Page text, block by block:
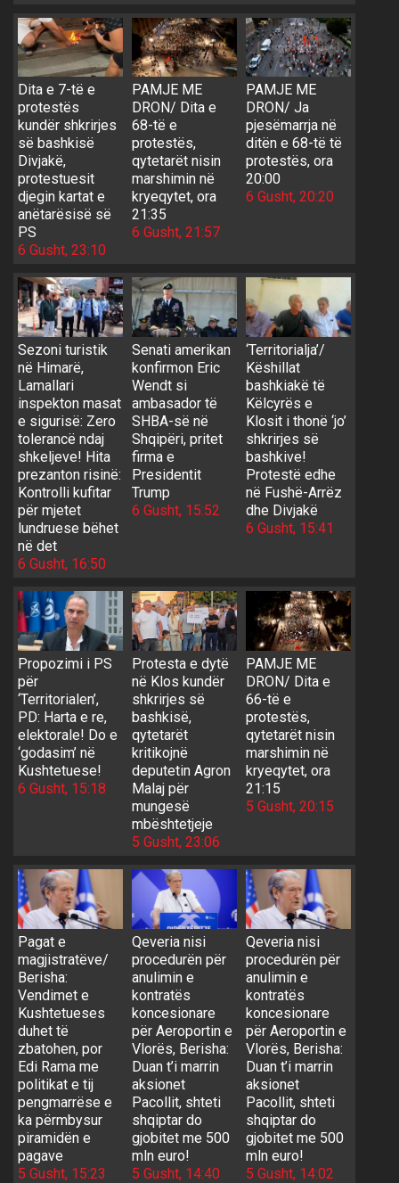
Dita e 7-të e
protestës
kundër shkrirjes
së bashkisë
Divjakë,
protestuesit
djegin kartat e
anëtarësisë së
PS
6 Gusht, 23:10
PAMJE ME
DRON/ Dita e
68-të e
protestës,
qytetarët nisin
marshimin në
kryeqytet, ora
21:35
6 Gusht, 21:57
PAMJE ME
DRON/ Ja
pjesëmarrja në
ditën e 68-të të
protestës, ora
20:00
6 Gusht, 20:20
Sezoni turistik
në Himarë,
Lamallari
inspekton masat
e sigurisë: Zero
tolerancë ndaj
shkeljeve! Hita
prezanton risinë:
Kontrolli kufitar
për mjetet
lundruese bëhet
në det
6 Gusht, 16:50
Senati amerikan
konfirmon Eric
Wendt si
ambasador të
SHBA-së në
Shqipëri, pritet
firma e
Presidentit
Trump
6 Gusht, 15:52
‘Territorialja’/
Këshillat
bashkiakë të
Këlcyrës e
Klosit i thonë ‘jo’
shkrirjes së
bashkive!
Protestë edhe
në Fushë-Arrëz
dhe Divjakë
6 Gusht, 15:41
Propozimi i PS
për
‘Territorialen’,
PD: Harta e re,
elektorale! Do e
‘godasim’ në
Kushtetuese!
6 Gusht, 15:18
Protesta e dytë
në Klos kundër
shkrirjes së
bashkisë,
qytetarët
kritikojnë
deputetin Agron
Malaj për
mungesë
mbështetjeje
5 Gusht, 23:06
PAMJE ME
DRON/ Dita e
66-të e
protestës,
qytetarët nisin
marshimin në
kryeqytet, ora
21:15
5 Gusht, 20:15
Pagat e
magjistratëve/
Berisha:
Vendimet e
Kushtetueses
duhet të
zbatohen, por
Edi Rama me
politikat e tij
pengmarrëse e
ka përmbysur
piramidën e
pagave
5 Gusht, 15:23
Qeveria nisi
procedurën për
anulimin e
kontratës
koncesionare
për Aeroportin e
Vlorës, Berisha:
Duan t’i marrin
aksionet
Pacollit, shteti
shqiptar do
gjobitet me 500
mln euro!
5 Gusht, 14:40
Qeveria nisi
procedurën për
anulimin e
kontratës
koncesionare
për Aeroportin e
Vlorës, Berisha:
Duan t’i marrin
aksionet
Pacollit, shteti
shqiptar do
gjobitet me 500
mln euro!
5 Gusht, 14:02